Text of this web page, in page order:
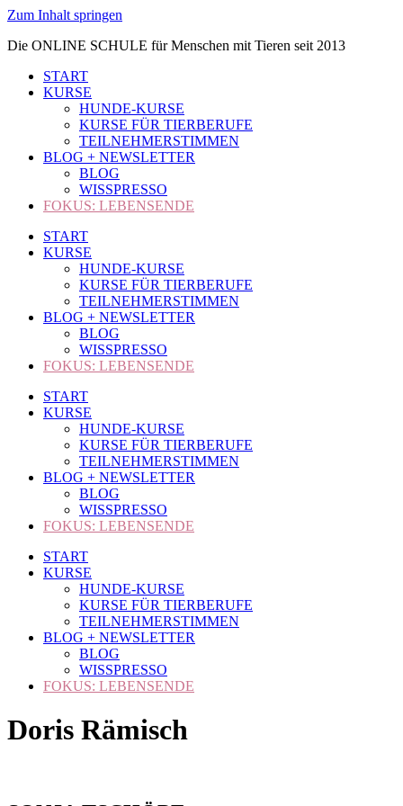
Zum Inhalt springen
Die ONLINE SCHULE für Menschen mit Tieren seit 2013
START
KURSE
HUNDE-KURSE
KURSE FÜR TIERBERUFE
TEILNEHMERSTIMMEN
BLOG + NEWSLETTER
BLOG
WISSPRESSO
FOKUS: LEBENSENDE
START
KURSE
HUNDE-KURSE
KURSE FÜR TIERBERUFE
TEILNEHMERSTIMMEN
BLOG + NEWSLETTER
BLOG
WISSPRESSO
FOKUS: LEBENSENDE
START
KURSE
HUNDE-KURSE
KURSE FÜR TIERBERUFE
TEILNEHMERSTIMMEN
BLOG + NEWSLETTER
BLOG
WISSPRESSO
FOKUS: LEBENSENDE
START
KURSE
HUNDE-KURSE
KURSE FÜR TIERBERUFE
TEILNEHMERSTIMMEN
BLOG + NEWSLETTER
BLOG
WISSPRESSO
FOKUS: LEBENSENDE
Doris Rämisch